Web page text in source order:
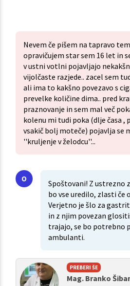
Nevem če pišem na tapravo
opravičujem star sem 16 let in
v ustni votlni pojavljajo
vijolčaste razjede.. zacel sem
ali ima to kakšno povezavo s
prevelke količine dima.. pred
praznovanje in sem mal več
kolenu mi tudi poka (dlje časa ,
vsakič bolj moteče) pojavlja se
''kruljenje v želodcu''...
Spoštovani! Z ustrezno
bo vse uredilo, zlasti če
Verjetno je šlo za
in z njim povezan
trajajo, se bo potrebno
ambulanti.
PREBERI ŠE
Mag. Branko